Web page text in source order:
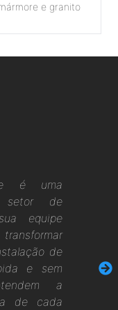
e granito
é uma
setor de
equipe
de
e sem
a
de cada